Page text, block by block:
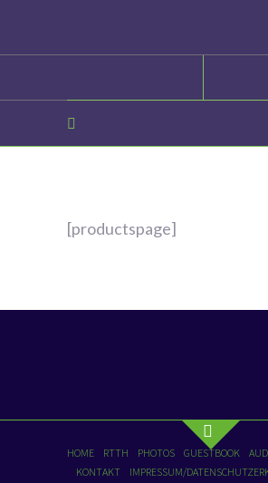
[productspage]
HOME RTTH PHOTOS GUESTBOOK
KONTAKT
IMPRESSUM/